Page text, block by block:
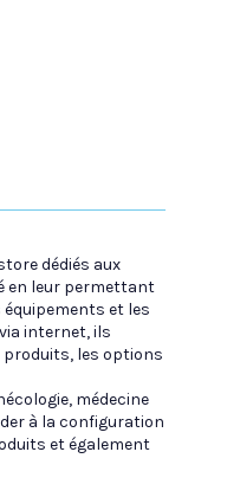
dédiés aux
en leur permettant
et les
internet, ils
produits, les options
médecine
à la configuration
et également